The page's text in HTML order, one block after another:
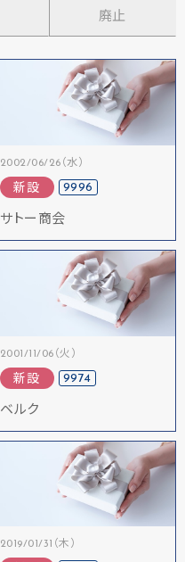
廃止
2002/06/26（水）
新設 9996
サトー商会
2001/11/06（火）
新設 9974
ベルク
2019/01/31（木）